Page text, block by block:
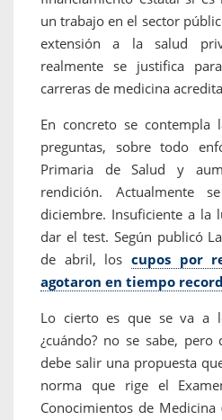
un trabajo en el sector
extensión a la salud
realmente se justifica
carreras de medicina
En concreto se contempla
preguntas, sobre todo
Primaria de Salud y
rendición. Actualmente
diciembre. Insuficiente a la
dar el test. Según publicó
de abril, los cupos por
agotaron en tiempo record
Lo cierto es que se va a
¿cuándo? no se sabe,
debe salir una propuesta
norma que rige el
Conocimientos de Medicina